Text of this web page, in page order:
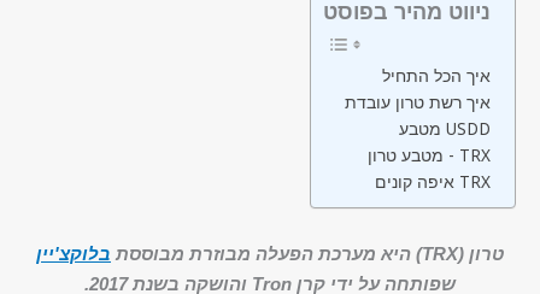
ניווט מהיר בפוסט
איך הכל התחיל
איך רשת טרון עובדת
מטבע USDD
מטבע טרון - TRX
איפה קונים TRX
טרון (TRX) היא מערכת הפעלה מבוזרת מבוססת
בלוקצ'יין
שפותחה על ידי קרן Tron והושקה בשנת 2017.